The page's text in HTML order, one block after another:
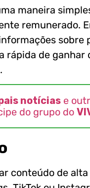
maneira
remunerado.
sobre
rápida de
notícias e
do grupo do
conteúdo de